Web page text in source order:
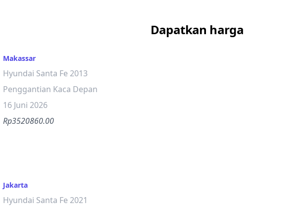
Dapatkan harga
Makassar
Hyundai Santa Fe 2013
Penggantian Kaca Depan
16 Juni 2026
Rp3520860.00
Jakarta
Hyundai Santa Fe 2021